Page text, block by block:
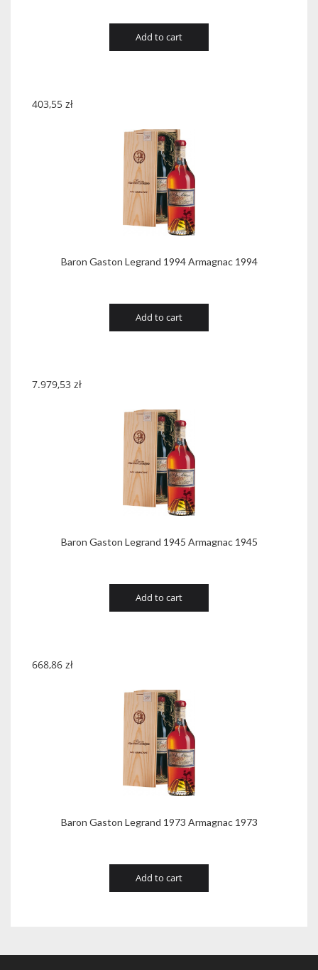
Add to cart
Baron Gaston Legrand 1994 Armagnac 1994
403,55 zł
Add to cart
Baron Gaston Legrand 1945 Armagnac 1945
7.979,53 zł
Add to cart
Baron Gaston Legrand 1973 Armagnac 1973
668,86 zł
Add to cart